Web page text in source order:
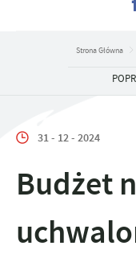
Strona Główna
31 - 12 - 2024
Budżet